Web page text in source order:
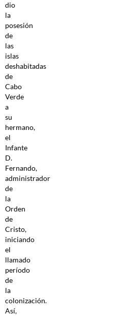
dio
la
posesión
de
las
islas
deshabitadas
de
Cabo
Verde
a
su
hermano,
el
Infante
D.
Fernando,
administrador
de
la
Orden
de
Cristo,
iniciando
el
llamado
período
de
la
colonización.
Así,